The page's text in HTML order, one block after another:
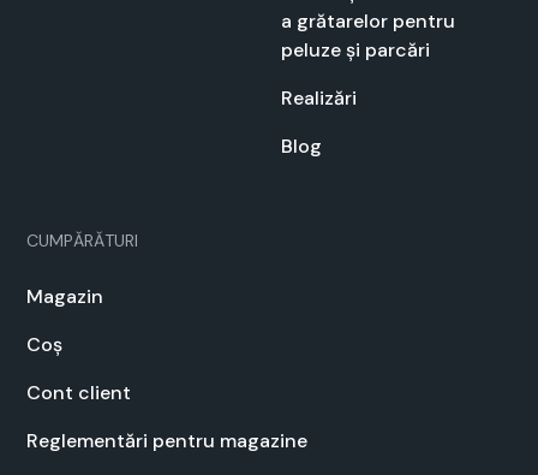
a grătarelor pen­tru
peluze și par­cări
Real­izări
Blog
CUMPĂRĂTURI
Mag­a­zin
Coș
Cont client
Regle­men­tări pen­tru mag­a­zine